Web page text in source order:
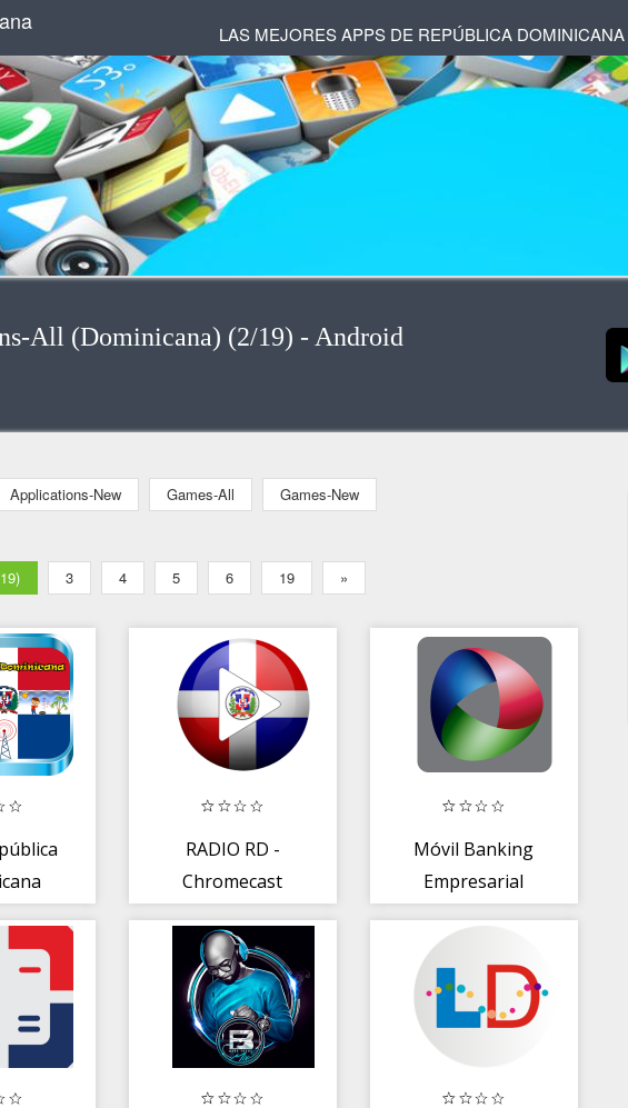
LAS MEJORES APPS DE REPÚBLICA DOMINICANA
All (Dominicana) (2/19) - Android
Applications-New Games-All Games-New
3 4 5 6 19 »
RADIO RD -
Chromecast
Emisora
Dominicana
Móvil Banking
Empresarial